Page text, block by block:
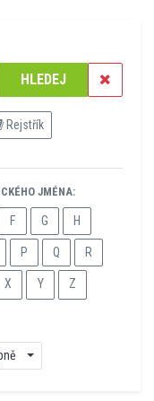
HLEDEJ
Rejstřík
JMÉNA:
F G H
P Q R
X Y Z